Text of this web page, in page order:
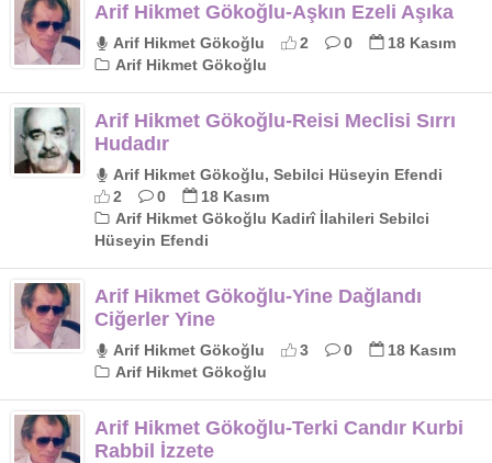
Arif Hikmet Gökoğlu-Aşkın Ezeli Aşıka
Arif Hikmet Gökoğlu 2 0
18 Kasım
Arif Hikmet Gökoğlu
Arif Hikmet Gökoğlu-Reisi Meclisi Sırrı
Hudadır
Arif Hikmet Gökoğlu, Sebilci Hüseyin Efendi
2
0
18 Kasım
Arif Hikmet Gökoğlu Kadirî İlahileri Sebilci
Hüseyin Efendi
Arif Hikmet Gökoğlu-Yine Dağlandı
Ciğerler Yine
Arif Hikmet Gökoğlu 3 0
18 Kasım
Arif Hikmet Gökoğlu
Arif Hikmet Gökoğlu-Terki Candır Kurbi
Rabbil İzzete